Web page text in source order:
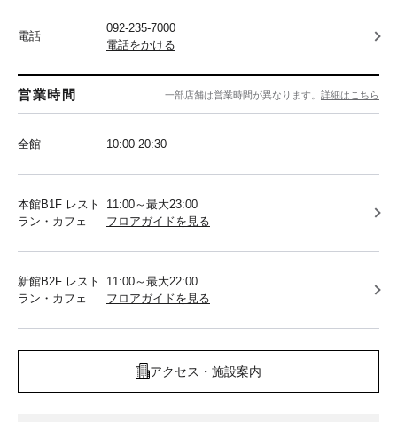
電話
092-235-7000
電話をかける
営業時間 一部店舗は営業時間が異なります。 詳細はこちら
全館 10:00-20:30
本館B1F レスト
ラン・カフェ
11:00～最大23:00
フロアガイドを見る
新館B2F レスト
ラン・カフェ
11:00～最大22:00
フロアガイドを見る
アクセス・施設案内